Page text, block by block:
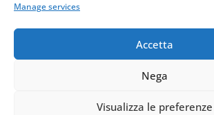
Manage services
Accetta
Nega
Visualizza le preferenze
Privacy – Cookie Policy
Centro Linguistico Benaco – All